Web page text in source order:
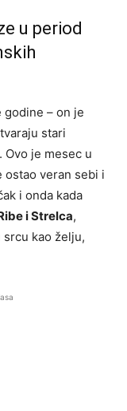
u period
godine – on je
stari
je mesec u
ostao veran sebi i
i onda kada
i Strelca,
kao želju,